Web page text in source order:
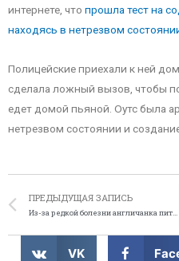
интернете, что прошла тест на
находясь в нетрезвом
Полицейские приехали к ней
сделала ложный вызов, чтобы
едет домой пьяной. Оутс была
нетрезвом состоянии и
ПРЕДЫДУЩАЯ ЗАПИСЬ
Из-за редкой болезни англичанка питается губками
VK